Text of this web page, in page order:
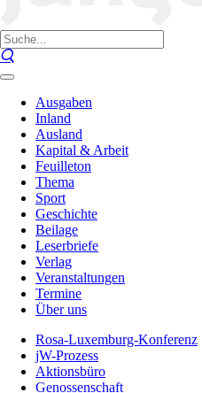
Ausgaben
Inland
Ausland
Kapital & Arbeit
Feuilleton
Thema
Sport
Geschichte
Beilage
Leserbriefe
Verlag
Veranstaltungen
Termine
Über uns
Rosa-Luxemburg-Konferenz
jW-Prozess
Aktionsbüro
Genossenschaft